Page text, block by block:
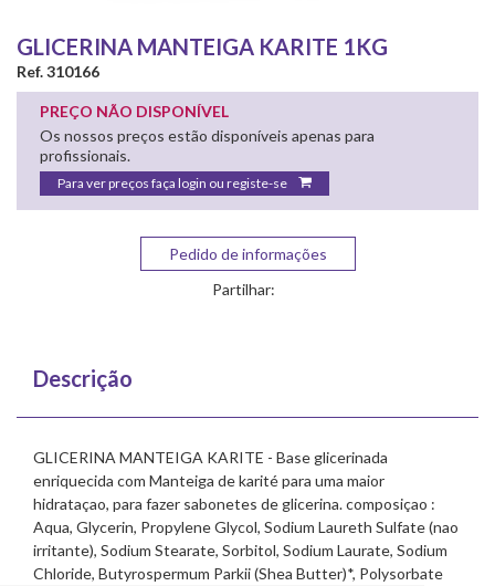
GLICERINA MANTEIGA KARITE 1KG
Ref. 310166
PREÇO NÃO DISPONÍVEL
Os nossos preços estão disponíveis apenas para
profissionais.
Para ver preços faça login ou registe-se
Pedido de informações
Partilhar:
Descrição
GLICERINA MANTEIGA KARITE - Base glicerinada
enriquecida com Manteiga de karité para uma maior
hidrataçao, para fazer sabonetes de glicerina. composiçao :
Aqua, Glycerin, Propylene Glycol, Sodium Laureth Sulfate (nao
irritante), Sodium Stearate, Sorbitol, Sodium Laurate, Sodium
Chloride, Butyrospermum Parkii (Shea Butter)*, Polysorbate